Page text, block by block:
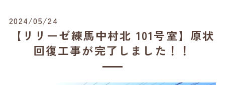
2024/05/24
【リリーゼ練馬中村北 101号室】原状
回復工事が完了しました！！